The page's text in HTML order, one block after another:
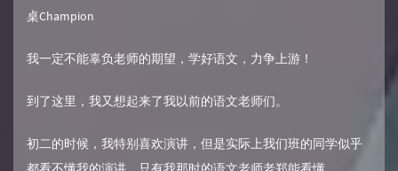
桌Champion
我一定不能辜负老师的期望，学好语文，力争上游！
到了这里，我又想起来了我以前的语文老师们。
初二的时候，我特别喜欢演讲，但是实际上我们班的同学似乎